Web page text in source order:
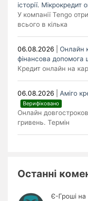
історії. Мікрокредит
У компанії Tengo
всього в кілька
06.08.2026 |Онлайн
фінансова допомога
Кредит онлайн на
06.08.2026 Аміго
Верифіковано
Онлайн
гривень. Термін
Останні
Є-Гроші на